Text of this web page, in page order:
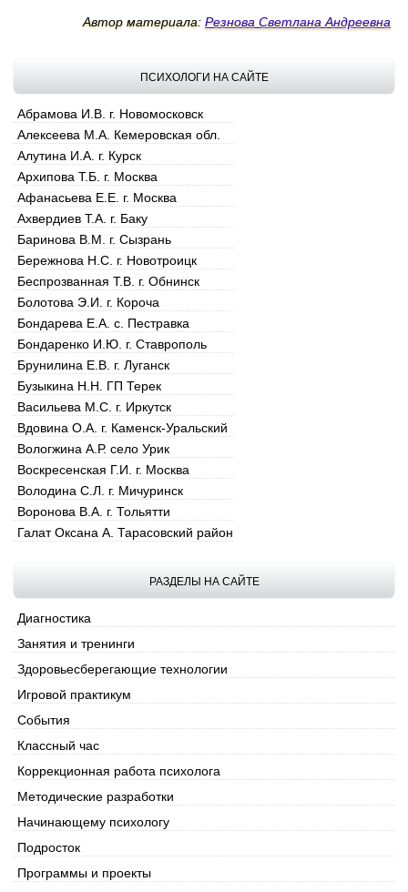
Автор материала: Резнова Светлана Андреевна
ПСИХОЛОГИ НА САЙТЕ
Абрамова И.В. г. Новомосковск
Алексеева М.А. Кемеровская обл.
Алутина И.А. г. Курск
Архипова Т.Б. г. Москва
Афанасьева Е.Е. г. Москва
Ахвердиев Т.А. г. Баку
Баринова В.М. г. Сызрань
Бережнова Н.С. г. Новотроицк
Беспрозванная Т.В. г. Обнинск
Болотова Э.И. г. Короча
Бондарева Е.А. с. Пестравка
Бондаренко И.Ю. г. Ставрополь
Брунилина Е.В. г. Луганск
Бузыкина Н.Н. ГП Терек
Васильева М.С. г. Иркутск
Вдовина О.А. г. Каменск-Уральский
Вологжина А.Р. село Урик
Воскресенская Г.И. г. Москва
Володина С.Л. г. Мичуринск
Воронова В.А. г. Тольятти
Галат Оксана А. Тарасовский район
Гребнева В.Ю. г. Москва
Григарева М.И. Ростовская обл.
Гусева О.А. г. Саратов
Дегтярева Н.Н. г.о. Новокуйбышевск
Денисенко Ю.С. п.г.т. Тяжинский
Денщикова Е.Б. г. Новосибирск
Дзинзус О.И. г. Луганск
Доронина А.Н. г. Актобе
Йохна Т.В. г. Н.Уренгой
Заварзина Е.И. г. Новодвинск
Зябрева С.А. г. Москва
Зайцева Н.А. г. Самара
Жакупова М.И. Казахстан
Журавлева М.Ю. г. Ижевск, УР
РАЗДЕЛЫ НА САЙТЕ
Диагностика
Занятия и тренинги
Здоровьесберегающие технологии
Игровой практикум
События
Классный час
Коррекционная работа психолога
Методические разработки
Начинающему психологу
Подросток
Программы и проекты